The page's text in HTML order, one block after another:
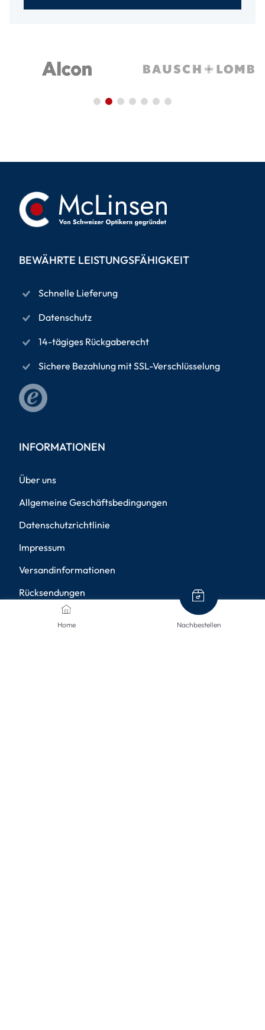
Home Nachbestellen
BEWÄHRTE LEISTUNGSFÄHIGKEIT
Schnelle Lieferung
Datenschutz
14-tägiges Rückgaberecht
Sichere Bezahlung mit SSL-Verschlüsselung
INFORMATIONEN
Über uns
Allgemeine Geschäftsbedingungen
Datenschutzrichtlinie
Impressum
Versandinformationen
Rücksendungen